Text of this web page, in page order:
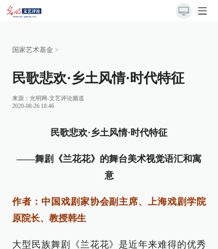
国家艺术基金 >
民歌悲欢·乡土风情·时代特征
来源： 光明网-文艺评论频道
2020-08-26 18:46
民歌悲欢·乡土风情·时代特征
——舞剧《兰花花》的舞台美术视觉语汇和寓
意
作者：中国戏剧家协会副主席、上海戏剧学院
原院长、教授韩生
大型民族舞剧《兰花花》是近年来难得的优秀